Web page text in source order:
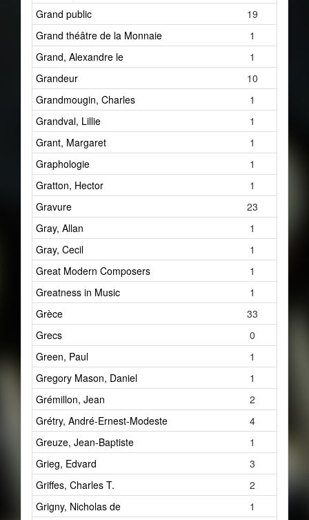
Grand public
19
Grand théâtre de la Monnaie
1
Grand, Alexandre le
1
Grandeur
10
Grandmougin, Charles
1
Grandval, Lillie
1
Grant, Margaret
1
Graphologie
1
Gratton, Hector
1
Gravure
23
Gray, Allan
1
Gray, Cecil
1
Great Modern Composers
1
Greatness in Music
1
Grèce
33
Grecs
0
Green, Paul
1
Gregory Mason, Daniel
1
Grémillon, Jean
2
Grétry, André-Ernest-Modeste
4
Greuze, Jean-Baptiste
1
Grieg, Edvard
3
Griffes, Charles T.
2
Grigny, Nicholas de
1